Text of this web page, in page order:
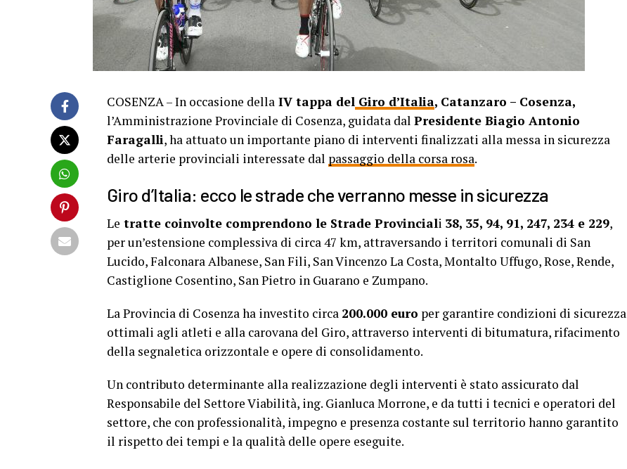
COSENZA – In occasione della IV tappa del Giro d’Italia, Catanzaro – Cosenza,
l’Amministrazione Provinciale di Cosenza, guidata dal Presidente Biagio Antonio
Faragalli, ha attuato un importante piano di interventi finalizzati alla messa in sicurezza
delle arterie provinciali interessate dal passaggio della corsa rosa.
Giro d’Italia: ecco le strade che verranno messe in sicurezza
Le tratte coinvolte comprendono le Strade Provinciali 38, 35, 94, 91, 247, 234 e 229,
per un’estensione complessiva di circa 47 km, attraversando i territori comunali di San
Lucido, Falconara Albanese, San Fili, San Vincenzo La Costa, Montalto Uffugo, Rose, Rende,
Castiglione Cosentino, San Pietro in Guarano e Zumpano.
La Provincia di Cosenza ha investito circa 200.000 euro per garantire condizioni di sicurezza
ottimali agli atleti e alla carovana del Giro, attraverso interventi di bitumatura, rifacimento
della segnaletica orizzontale e opere di consolidamento.
Un contributo determinante alla realizzazione degli interventi è stato assicurato dal
Responsabile del Settore Viabilità, ing. Gianluca Morrone, e da tutti i tecnici e operatori del
settore, che con professionalità, impegno e presenza costante sul territorio hanno garantito
il rispetto dei tempi e la qualità delle opere eseguite.